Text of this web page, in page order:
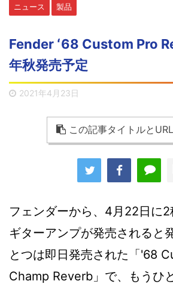
ニュース 製品
Fender ʻ68 Custom Pro
年秋発売予定
2021年4月23日
この記事タイトルと
フェンダーから、4月22日に
ギターアンプが発売されると
とつは即日発売された「'68
Champ Reverb」で、もうひ